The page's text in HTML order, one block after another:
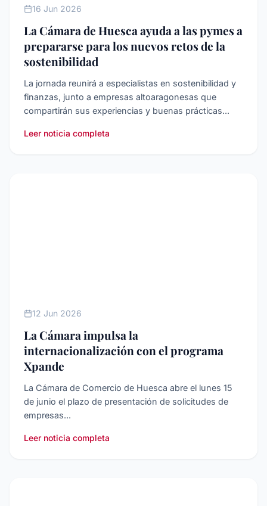
16 Jun 2026
La Cámara de Huesca ayuda a las pymes a
prepararse para los nuevos retos de la
sostenibilidad
La jornada reunirá a especialistas en sostenibilidad y
finanzas, junto a empresas altoaragonesas que
compartirán sus experiencias y buenas prácticas...
Leer noticia completa
12 Jun 2026
La Cámara impulsa la
internacionalización con el programa
Xpande
La Cámara de Comercio de Huesca abre el lunes 15
de junio el plazo de presentación de solicitudes de
empresas...
Leer noticia completa